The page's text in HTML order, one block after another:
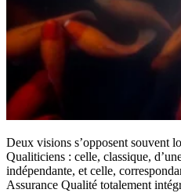
Deux visions s’opposent souvent
Qualiticiens : celle, classique,
indépendante, et celle,
Assurance Qualité totalement